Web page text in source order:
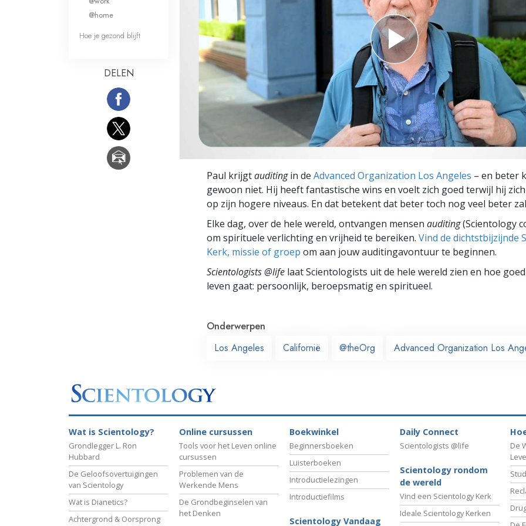
Wat is Grootheid?
Paul krijgtauditingin de Advanced Organization Los Angeles – en beter
gewoon niet. Hij heeft fantastische wins en voelt zich goed terwijl hij
op zijn hogere niveaus. En dat betekent dat beter toch nog veel beter
Elke dag, over de hele wereld, ontvangen mensen auditing(Scientology
om spirituele verlichting en vrijheid te bereiken. Vind de dichtstbijzijnde
Kerk, missie of groep om aan jouw auditingavontuur te beginnen.
Scientologists @life laat Scientologists uit de hele wereld zien en hoe
leven gaat: persoonlijk, beroepsmatig en spiritueel.
Onderwerpen
Los Angeles
Californië @theOrg Advanced Organization Los
@home
Hoe je gezond blijft
DELEN
Wat is Scientology?
Grondlegger L. Ron
Hubbard
De Geloofsovertuigingen
van Scientology
Wat is Dianetics?
Achtergrond & Oorsprong
Online cursussen
Tools voor het Leven online
cursussen
Problemen van de
Werkende Mens
De Grondbeginselen van
het Denken
Boekwinkel
Beginnersboeken
Luisterboeken
Introductielezingen
Introductiefilms
Scientology Vandaag
Daily Connect
Scientologists @life
Scientology rondom
de wereld
Vind een Scientology Kerk
Ideale Scientology Kerken
De